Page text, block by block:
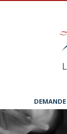
DEMANDE